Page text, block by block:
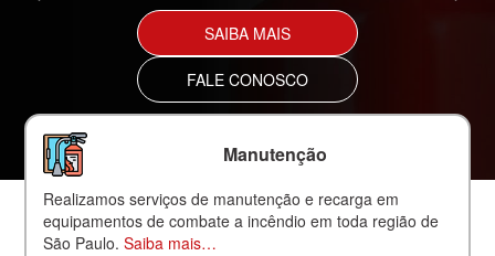
SAIBA MAIS
FALE CONOSCO
Manutenção
Realizamos serviços de manutenção e recarga em
equipamentos de combate a incêndio em toda região de
São Paulo.Saiba mais…